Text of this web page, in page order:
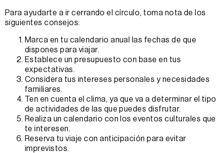
Para ayudarte a ir cerrando el círculo, toma nota de los
siguientes consejos:
Marca en tu calendario anual las fechas de que
dispones para viajar.
Establece un presupuesto con base en tus
expectativas.
Considera tus intereses personales y necesidades
familiares.
Ten en cuenta el clima, ya que va a determinar el tipo
de actividades de las que puedes disfrutar.
Realiza un calendario con los eventos culturales que
te interesen.
Reserva tu viaje con anticipación para evitar
imprevistos.